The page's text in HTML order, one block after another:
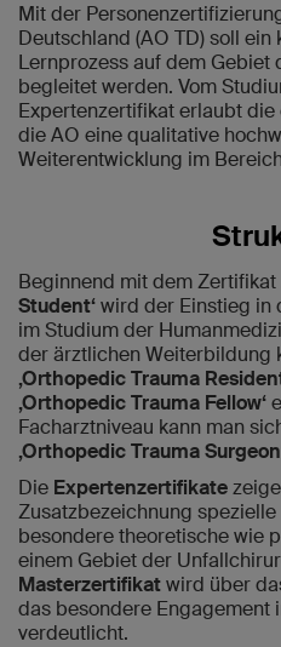
Mit der
Deutschland (AO TD) soll
Lernprozess auf dem
begleitet werden. Vom
Expertenzertifikat erlaubt
die AO eine qualitative
Weiterentwicklung im
Beginnend mit dem Zertifikat
Student‘wird der Einstieg in
im Studium der
der ärztlichen Weiterbildung
‚Orthopedic Trauma
‚Orthopedic Trauma Fellow‘
Facharztniveau kann man
‚Orthopedic Trauma
Die Expertenzertifikate
Zusatzbezeichnung
besondere theoretische wie
einem Gebiet der
Masterzertifikatwird über
das besondere Engagement
verdeutlicht.